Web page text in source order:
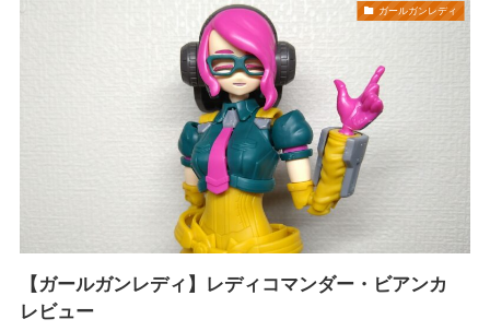
ガールガンレディ
【ガールガンレディ】レディコマンダー・ビアンカ
レビュー